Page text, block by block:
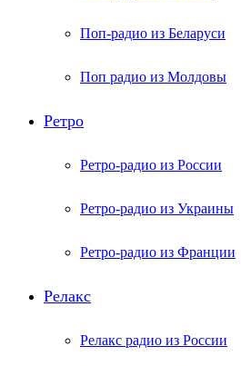
Поп-радио из Беларуси
Поп радио из Молдовы
Ретро
Ретро-радио из России
Ретро-радио из Украины
Ретро-радио из Франции
Релакс
Релакс радио из России